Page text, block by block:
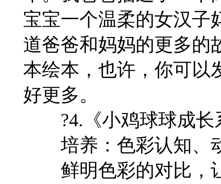
宝宝一个温柔的女汉子
道爸爸和妈妈的更多的
本绘本，也许，你可以
好更多。
?4.《小鸡球球成长
培养：色彩认知、
鲜明色彩的对比，